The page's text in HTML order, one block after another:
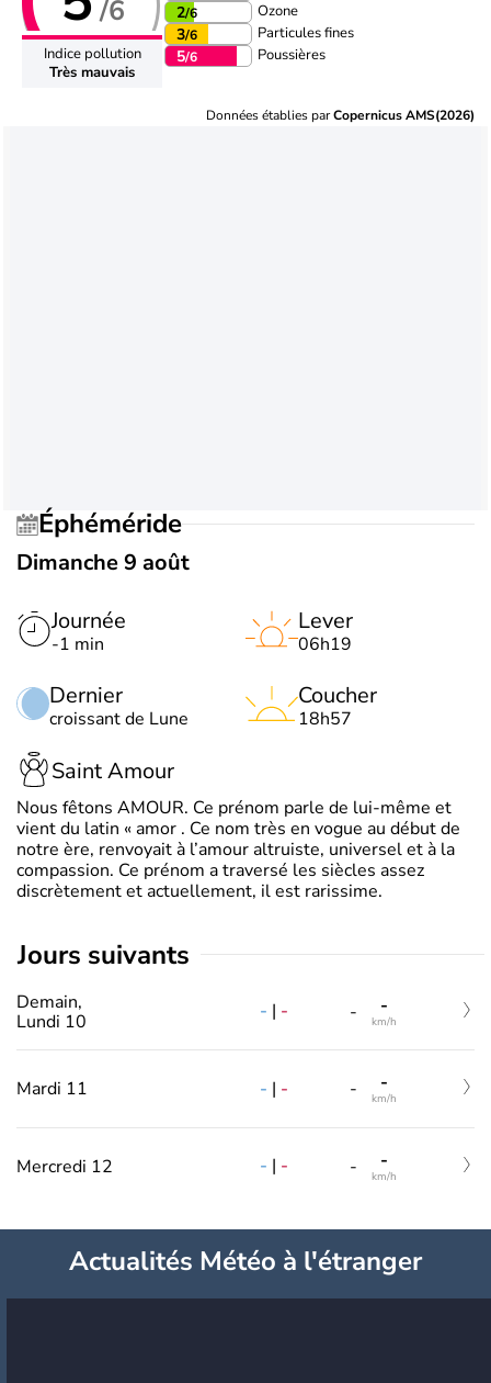
/6
Indice pollution
Très mauvais
2/6 Ozone
3/6 Particules fines
5/6 Poussières
Données établies parCopernicus AMS(2026)
Éphéméride
Dimanche 9 août
Journée
-1 min
Dernier
croissant de Lune
Lever
06h19
Coucher
18h57
Saint Amour
Nous fêtons AMOUR. Ce prénom parle de lui-même et
vient du latin « amor . Ce nom très en vogue au début de
notre ère, renvoyait à l’amour altruiste, universel et à la
compassion. Ce prénom a traversé les siècles assez
discrètement et actuellement, il est rarissime.
jours suivants
Demain,
Lundi 10
- | - - -
km/h
Mardi 11 - | - - -
km/h
Mercredi 12 - | - - -
km/h
Actualités Météo à l'étranger